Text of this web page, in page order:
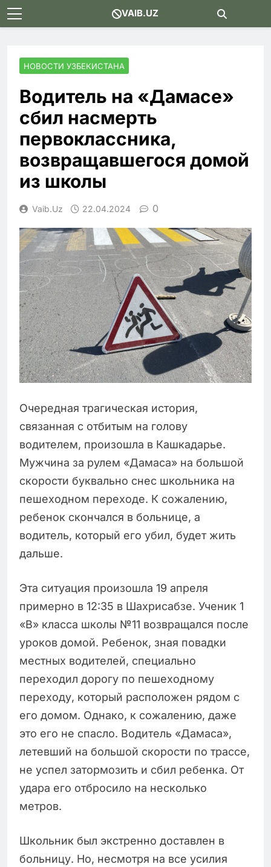
Skip
to
VAIB.UZ
НОВОСТИ УЗБЕКИСТАНА
Водитель на «Дамасе»
сбил насмерть
первоклассника,
возвращавшегося домой
из школы
Vaib.uz 22.04.2024 0
Очередная трагическая история,
связанная с отбитым на голову
водителем, произошла в Кашкадарье.
Мужчина за рулем «Дамаса» на большой
скорости буквально снес школьника на
пешеходном переходе. К сожалению,
ребенок скончался в больнице, а
водитель, который его убил, будет жить
дальше.
Эта ситуация произошла 19 апреля
примерно в 12:35 в Шахрисабзе. Ученик 1
«В» класса школы №11 возвращался после
уроков домой. Ребенок, зная повадки
местных водителей, специально
переходил дорогу по пешеходному
переходу, который расположен рядом с
его домом. Однако, к сожалению, даже
это его не спасло. Водитель «Дамаса»,
летевший на большой скорости по трассе,
не успел затормозить и сбил ребенка. От
удара его отбросило на несколько
метров.
Школьник был экстренно доставлен в
больницу. Но, несмотря на все усилия